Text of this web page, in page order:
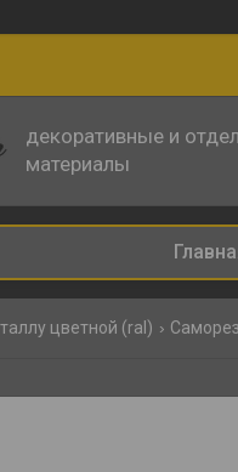
декоративные и
материалы
цветной (ral)